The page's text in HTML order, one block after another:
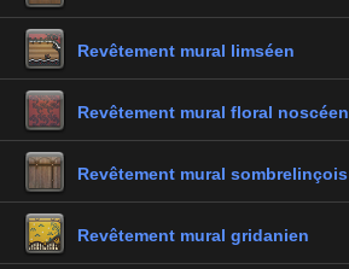
Revêtement mural limséen
Revêtement mural floral noscéen
Revêtement mural sombrelinçois
Revêtement mural gridanien